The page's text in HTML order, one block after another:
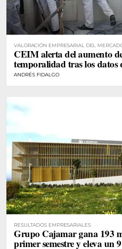
VALORACIÓN EMPRESARIAL DEL
CEIM alerta del aumento
temporalidad tras los datos
ANDRÉS FIDALGO
RESULTADOS EMPRESARIALES
Grupo Cajamar gana 193
primer semestre y eleva un